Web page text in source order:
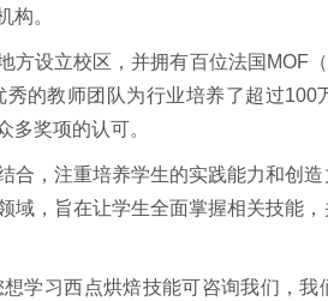
构。
设立校区，并拥有百位法国MOF
的教师团队为行业培养了超过100
多奖项的认可。
合，注重培养学生的实践能力和创
，旨在让学生全面掌握相关技能
学习西点烘焙技能可咨询我们，